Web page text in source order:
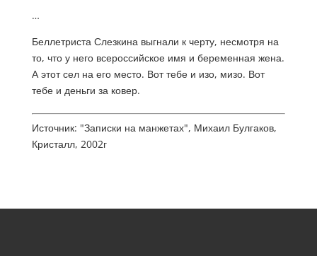
…
Беллетриста Слезкина выгнали к черту, несмотря на
то, что у него всероссийское имя и беременная жена.
А этот сел на его место. Вот тебе и изо, мизо. Вот
тебе и деньги за ковер.
Источник: "Записки на манжетах", Михаил Булгаков,
Кристалл, 2002г